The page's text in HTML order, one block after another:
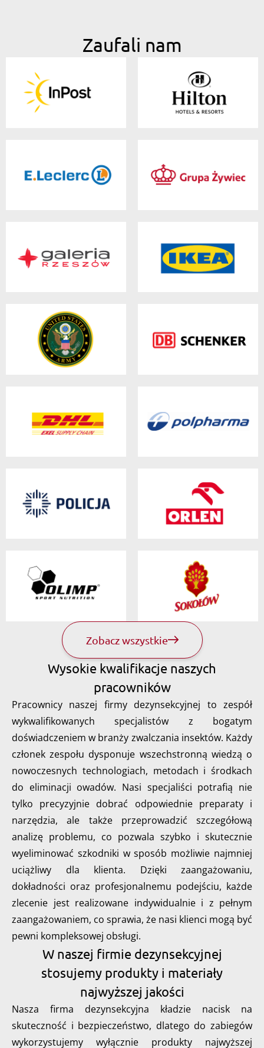
Zaufali nam
Zobacz wszystkie
Wysokie kwalifikacje naszych
pracowników
Pracownicy naszej firmy dezynsekcyjnej to zespół
wykwalifikowanych specjalistów z bogatym
doświadczeniem w branży zwalczania insektów. Każdy
członek zespołu dysponuje wszechstronną wiedzą o
nowoczesnych technologiach, metodach i środkach
do eliminacji owadów. Nasi specjaliści potrafią nie
tylko precyzyjnie dobrać odpowiednie preparaty i
narzędzia, ale także przeprowadzić szczegółową
analizę problemu, co pozwala szybko i skutecznie
wyeliminować szkodniki w sposób możliwie najmniej
uciążliwy dla klienta. Dzięki zaangażowaniu,
dokładności oraz profesjonalnemu podejściu, każde
zlecenie jest realizowane indywidualnie i z pełnym
zaangażowaniem, co sprawia, że nasi klienci mogą być
pewni kompleksowej obsługi.
W naszej firmie dezynsekcyjnej
stosujemy produkty i materiały
najwyższej jakości
Nasza firma dezynsekcyjna kładzie nacisk na
skuteczność i bezpieczeństwo, dlatego do zabiegów
wykorzystujemy wyłącznie produkty najwyższej